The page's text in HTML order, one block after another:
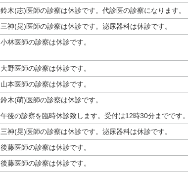
鈴木(志)医師の診察は休診です。代診医の診察になります。
三神(晃)医師の診察は休診です。泌尿器科は休診です。
小林医師の診察は休診です。
大野医師の診察は休診です。
山本医師の診察は休診です。
鈴木(萌)医師の診察は休診です。
午後の診察を臨時休診致します。受付は12時30分までです。
三神(晃)医師の診察は休診です。泌尿器科は休診です。
後藤医師の診察は休診です。
後藤医師の診察は休診です。